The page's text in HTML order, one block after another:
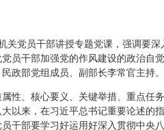
党员干部讲授专题党课，强调要深
员干部加强党的作风建设的政治自
政部党组成员、副部长李常官主持。
性、核心要义、关键举措、重点任
以来，在习近平总书记重要论述的指
干部要学习好运用好深入贯彻中央